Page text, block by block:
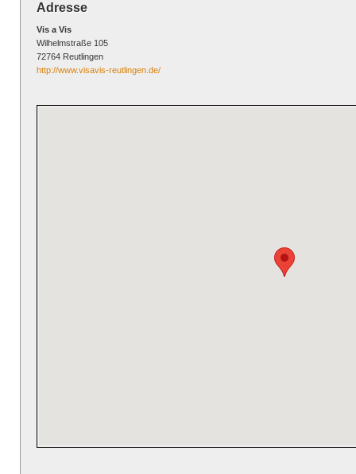
Adresse
Vis a Vis
Wilhelmstraße 105
72764 Reutlingen
http://www.visavis-reutlingen.de/